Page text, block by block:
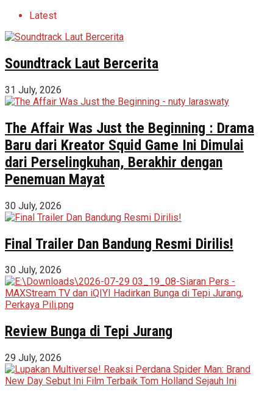
Latest
Soundtrack Laut Bercerita
31 July, 2026
The Affair Was Just the Beginning : Drama
Baru dari Kreator Squid Game Ini Dimulai
dari Perselingkuhan, Berakhir dengan
Penemuan Mayat
30 July, 2026
Final Trailer Dan Bandung Resmi Dirilis!
30 July, 2026
Review Bunga di Tepi Jurang
29 July, 2026